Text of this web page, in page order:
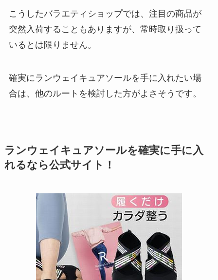
こうしたバラエティショップでは、注目の商品が
突然入荷することもありますが、常時取り扱って
いるとは限りません。
確実にランウェイキュアソールを手に入れたい場
合は、他のルートを検討した方がよさそうです。
ランウェイキュアソールを確実に手に入
れるなら公式サイト！